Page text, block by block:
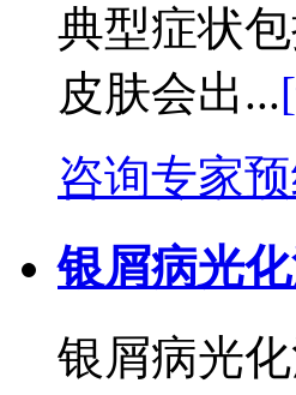
典型症状
皮肤会出...
咨询专家
银屑病光
银屑病光